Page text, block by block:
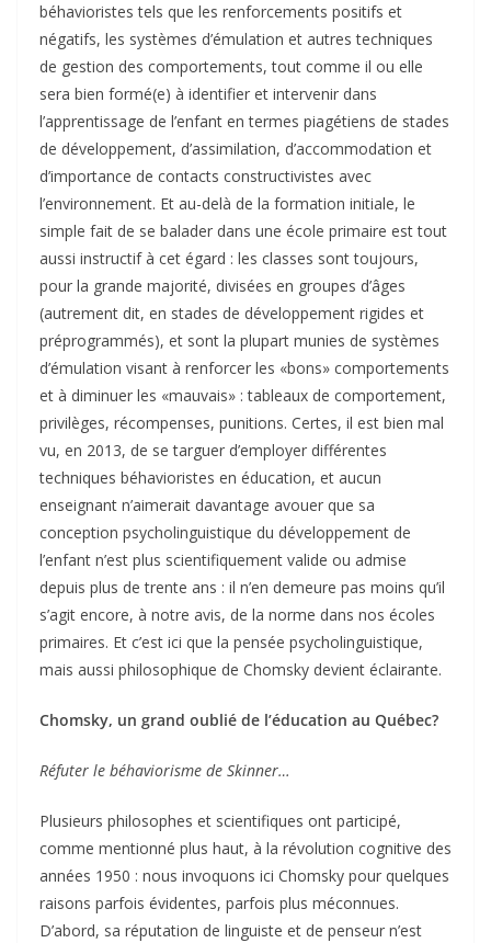
béhavioristes tels que les renforcements positifs et
négatifs, les systèmes d’émulation et autres techniques
de gestion des comportements, tout comme il ou elle
sera bien formé(e) à identifier et intervenir dans
l’apprentissage de l’enfant en termes piagétiens de stades
de développement, d’assimilation, d’accommodation et
d’importance de contacts constructivistes avec
l’environnement. Et au-delà de la formation initiale, le
simple fait de se balader dans une école primaire est tout
aussi instructif à cet égard : les classes sont toujours,
pour la grande majorité, divisées en groupes d’âges
(autrement dit, en stades de développement rigides et
préprogrammés), et sont la plupart munies de systèmes
d’émulation visant à renforcer les «bons» comportements
et à diminuer les «mauvais» : tableaux de comportement,
privilèges, récompenses, punitions. Certes, il est bien mal
vu, en 2013, de se targuer d’employer différentes
techniques béhavioristes en éducation, et aucun
enseignant n’aimerait davantage avouer que sa
conception psycholinguistique du développement de
l’enfant n’est plus scientifiquement valide ou admise
depuis plus de trente ans : il n’en demeure pas moins qu’il
s’agit encore, à notre avis, de la norme dans nos écoles
primaires. Et c’est ici que la pensée psycholinguistique,
mais aussi philosophique de Chomsky devient éclairante.
Chomsky, un grand oublié de l’éducation au Québec?
Réfuter le béhaviorisme de Skinner…
Plusieurs philosophes et scientifiques ont participé,
comme mentionné plus haut, à la révolution cognitive des
années 1950 : nous invoquons ici Chomsky pour quelques
raisons parfois évidentes, parfois plus méconnues.
D’abord, sa réputation de linguiste et de penseur n’est